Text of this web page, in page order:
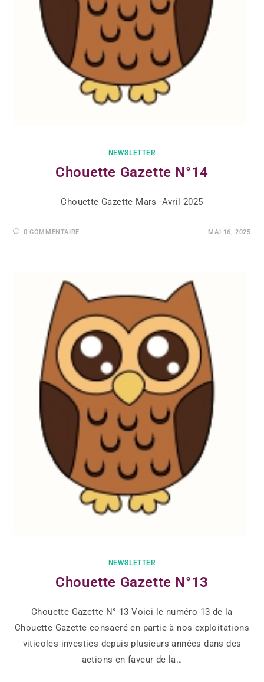
NEWSLETTER
Chouette Gazette N°14
Chouette Gazette Mars -Avril 2025
0 COMMENTAIRE MAI 16, 2025
NEWSLETTER
Chouette Gazette N°13
Chouette Gazette N° 13 Voici le numéro 13 de la
Chouette Gazette consacré en partie à nos exploitations
viticoles investies depuis plusieurs années dans des
actions en faveur de la…